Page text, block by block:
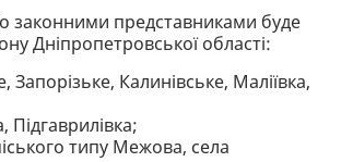
законними представниками буде
Дніпропетровської області:
Калинівське, Маліївка,
типу Межова, села